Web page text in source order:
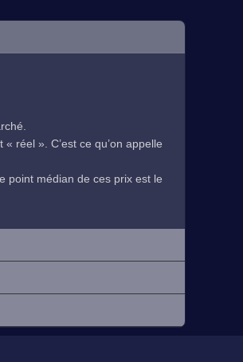
réel ». C’est ce qu’on appelle
point médian de ces prix est le